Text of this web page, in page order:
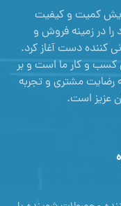
کمیت و کیفیت
در زمینه فروش و
کننده دست آغاز کرد.
کسب و کار ما است و بر
رضایت مشتری و تجربه
عزیز است.